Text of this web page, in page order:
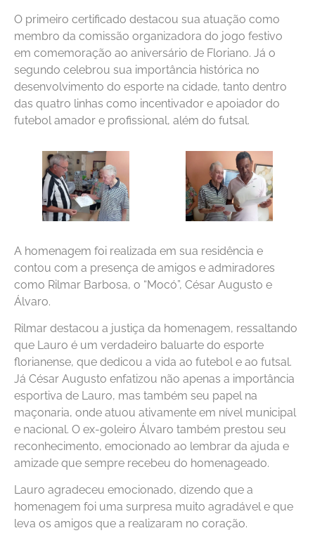
O primeiro certificado destacou sua atuação como
membro da comissão organizadora do jogo festivo
em comemoração ao aniversário de Floriano. Já o
segundo celebrou sua importância histórica no
desenvolvimento do esporte na cidade, tanto dentro
das quatro linhas como incentivador e apoiador do
futebol amador e profissional, além do futsal.
A homenagem foi realizada em sua residência e
contou com a presença de amigos e admiradores
como Rilmar Barbosa, o “Mocó”, César Augusto e
Álvaro.
Rilmar destacou a justiça da homenagem, ressaltando
que Lauro é um verdadeiro baluarte do esporte
florianense, que dedicou a vida ao futebol e ao futsal.
Já César Augusto enfatizou não apenas a importância
esportiva de Lauro, mas também seu papel na
maçonaria, onde atuou ativamente em nível municipal
e nacional. O ex-goleiro Álvaro também prestou seu
reconhecimento, emocionado ao lembrar da ajuda e
amizade que sempre recebeu do homenageado.
Lauro agradeceu emocionado, dizendo que a
homenagem foi uma surpresa muito agradável e que
leva os amigos que a realizaram no coração.